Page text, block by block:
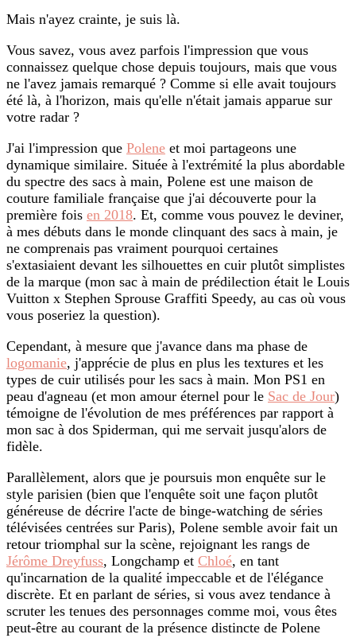
Mais n'ayez crainte, je suis là.
Vous savez, vous avez parfois l'impression que vous
connaissez quelque chose depuis toujours, mais que vous
ne l'avez jamais remarqué ? Comme si elle avait toujours
été là, à l'horizon, mais qu'elle n'était jamais apparue sur
votre radar ?
J'ai l'impression que Polene et moi partageons une
dynamique similaire. Située à l'extrémité la plus abordable
du spectre des sacs à main, Polene est une maison de
couture familiale française que j'ai découverte pour la
première fois en 2018. Et, comme vous pouvez le deviner,
à mes débuts dans le monde clinquant des sacs à main, je
ne comprenais pas vraiment pourquoi certaines
s'extasiaient devant les silhouettes en cuir plutôt simplistes
de la marque (mon sac à main de prédilection était le Louis
Vuitton x Stephen Sprouse Graffiti Speedy, au cas où vous
vous poseriez la question).
Cependant, à mesure que j'avance dans ma phase de
logomanie, j'apprécie de plus en plus les textures et les
types de cuir utilisés pour les sacs à main. Mon PS1 en
peau d'agneau (et mon amour éternel pour le Sac de Jour)
témoigne de l'évolution de mes préférences par rapport à
mon sac à dos Spiderman, qui me servait jusqu'alors de
fidèle.
Parallèlement, alors que je poursuis mon enquête sur le
style parisien (bien que l'enquête soit une façon plutôt
généreuse de décrire l'acte de binge-watching de séries
télévisées centrées sur Paris), Polene semble avoir fait un
retour triomphal sur la scène, rejoignant les rangs de
Jérôme Dreyfuss, Longchamp et Chloé, en tant
qu'incarnation de la qualité impeccable et de l'élégance
discrète. Et en parlant de séries, si vous avez tendance à
scruter les tenues des personnages comme moi, vous êtes
peut-être au courant de la présence distincte de Polene